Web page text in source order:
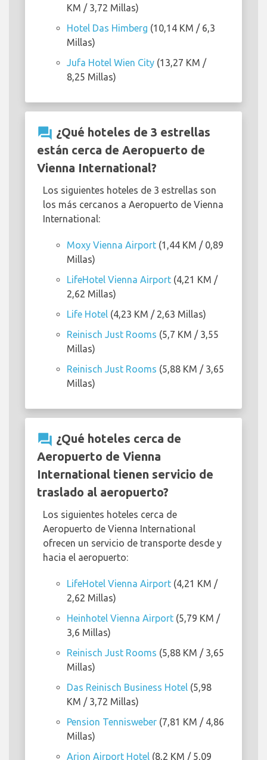
KM / 3,72 Millas)
Hotel Das Himberg (10,14 KM / 6,3
Millas)
Jufa Hotel Wien City (13,27 KM /
8,25 Millas)
question_answer ¿Qué hoteles de 3 estrellas
están cerca de Aeropuerto de
Vienna International?
Los siguientes hoteles de 3 estrellas son
los más cercanos a Aeropuerto de Vienna
International:
Moxy Vienna Airport (1,44 KM / 0,89
Millas)
LifeHotel Vienna Airport (4,21 KM /
2,62 Millas)
Life Hotel (4,23 KM / 2,63 Millas)
Reinisch Just Rooms (5,7 KM / 3,55
Millas)
Reinisch Just Rooms (5,88 KM / 3,65
Millas)
question_answer ¿Qué hoteles cerca de
Aeropuerto de Vienna
International tienen servicio de
traslado al aeropuerto?
Los siguientes hoteles cerca de
Aeropuerto de Vienna International
ofrecen un servicio de transporte desde y
hacia el aeropuerto:
LifeHotel Vienna Airport (4,21 KM /
2,62 Millas)
Heinhotel Vienna Airport (5,79 KM /
3,6 Millas)
Reinisch Just Rooms (5,88 KM / 3,65
Millas)
Das Reinisch Business Hotel (5,98
KM / 3,72 Millas)
Pension Tennisweber (7,81 KM / 4,86
Millas)
Arion Airport Hotel (8,2 KM / 5,09